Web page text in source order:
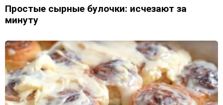
Простые сырные булочки: исчезают за
минуту